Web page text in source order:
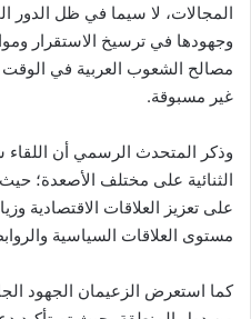
المجالات، لا سيما في ظل
وجهودها في ترسيخ الاستقرار
مصالح الشعوب العربية في الوقت
غير مسبوقة.
وذكر المتحدث الرسمي أن اللقاء
الثنائية على مختلف الأصعدة؛
على تعزيز العلاقات الاقتصادية
مستوى العلاقات السياسية
كما استعرض الزعيمان الجهود